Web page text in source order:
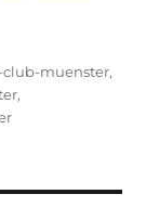
muenster,
,